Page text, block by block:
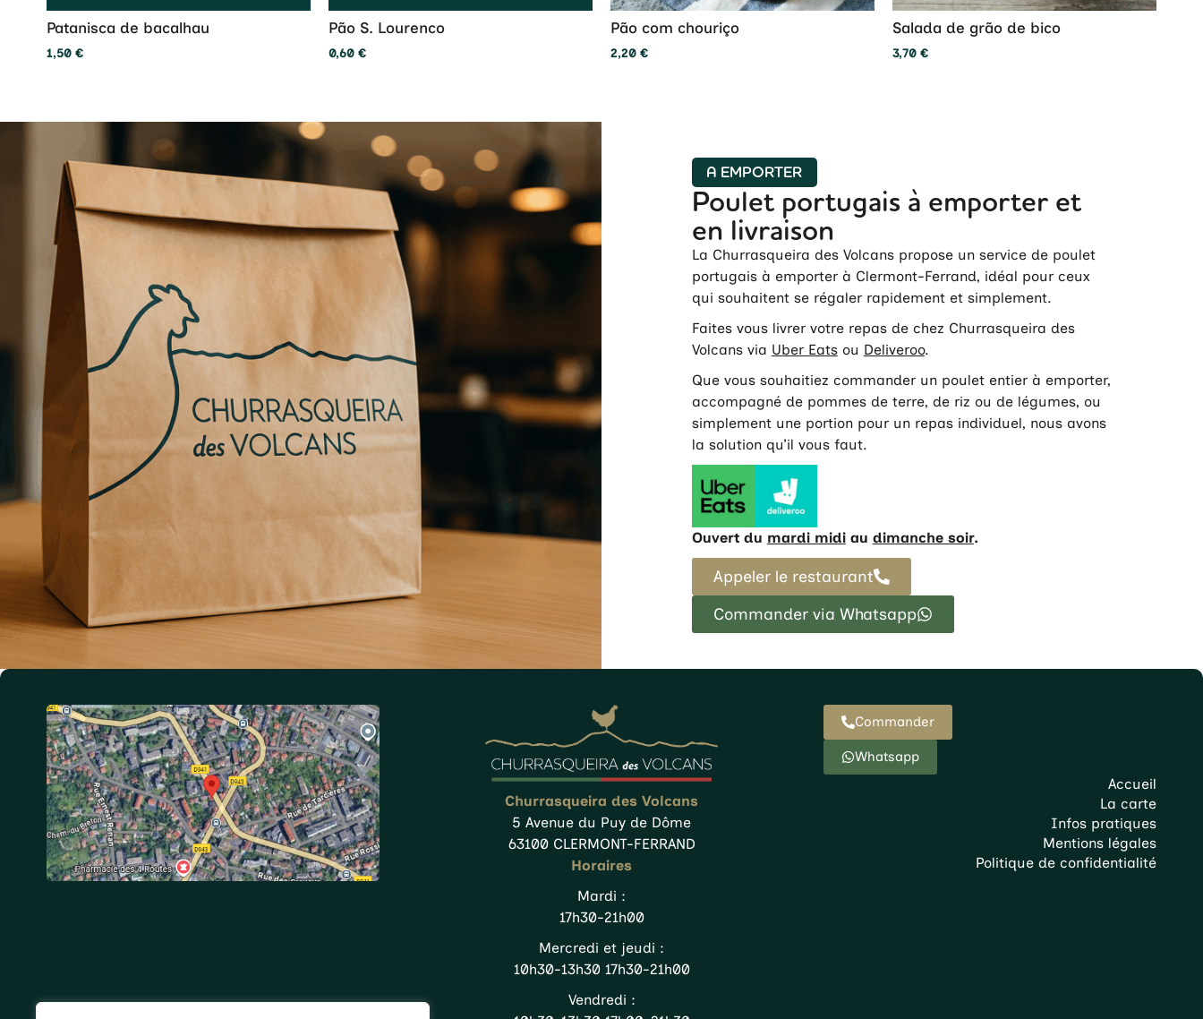
Patanisca de bacalhau
1,50 €
Pão S. Lourenco
0,60 €
Pão com chouriço
2,20 €
Salada de grão de bico
3,70 €
A EMPORTER
Poulet portugais à emporter et
en livraison
La Churrasqueira des Volcans propose un service de poulet
portugais à emporter à Clermont-Ferrand, idéal pour ceux
qui souhaitent se régaler rapidement et simplement.
Faites vous livrer votre repas de chez Churrasqueira des
Volcans via Uber Eatsou Deliveroo.
Que vous souhaitiez commander un poulet entier à emporter,
accompagné de pommes de terre, de riz ou de légumes, ou
simplement une portion pour un repas individuel, nous avons
la solution qu’il vous faut.
Ouvert du mardi midiau dimanche soir.
Appeler le restaurant
Commander via Whatsapp
Churrasqueira des Volcans
5 Avenue du Puy de Dôme
63100 CLERMONT-FERRAND
Horaires
Mardi :
17h30-21h00
Mercredi et jeudi :
10h30-13h30 17h30-21h00
Vendredi :
Commander
Whatsapp
Accueil
La carte
Infos pratiques
Mentions légales
Politique de confidentialité